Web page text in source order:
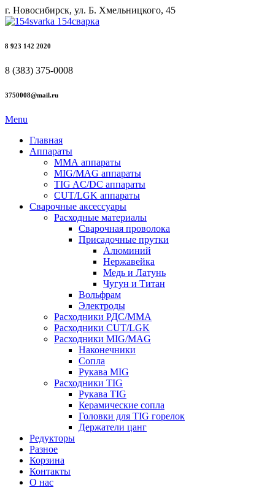
г. Новосибирск, ул. Б. Хмельницкого, 45
8 923 142 2020
8 (383) 375-0008
3750008@mail.ru
Menu
Главная
Аппараты
ММА аппараты
MIG/MAG аппараты
TIG AC/DC аппараты
CUT/LGK аппараты
Сварочные аксессуары
Расходные материалы
Сварочная проволока
Присадочные прутки
Алюминий
Нержавейка
Медь и Латунь
Чугун и Титан
Вольфрам
Электроды
Расходники РДС/MMA
Расходники CUT/LGK
Расходники MIG/MAG
Наконечники
Сопла
Рукава MIG
Расходники TIG
Рукава TIG
Керамические сопла
Головки для TIG горелок
Держатели цанг
Редукторы
Разное
Корзина
Контакты
О нас